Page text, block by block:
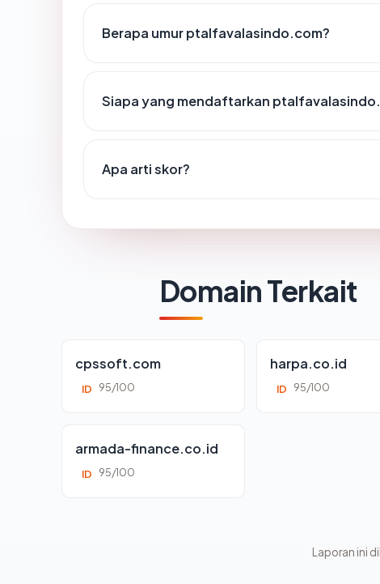
Berapa umur ptalfavalasindo.com?
Siapa yang mendaftarkan
Apa arti skor?
Domain Terkait
cpssoft.com
ID 95/100
harpa.co.id
ID 95/100
armada-finance.co.id
ID 95/100
Laporan ini